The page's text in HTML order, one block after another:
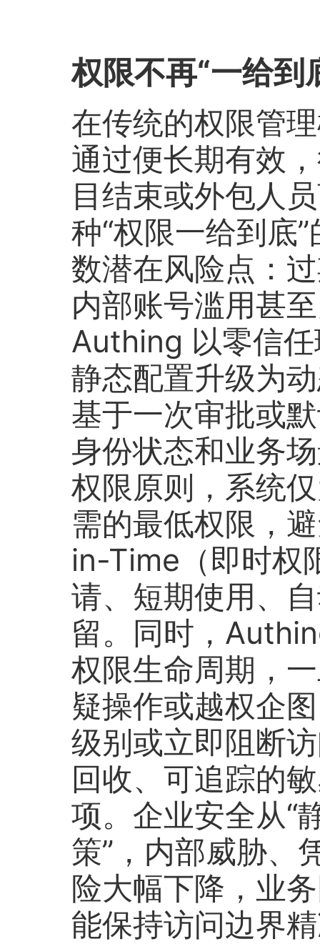
权限不再“一给到
在传统的权限管
通过便长期有效
目结束或外包人
种“权限一给到底
数潜在风险点：
内部账号滥用甚
Authing 以零信
静态配置升级为
基于一次审批或
身份状态和业务
权限原则，系统
需的最低权限，
in-Time（即时权
请、短期使用、
留。同时，
权限生命周期，
疑操作或越权企
级别或立即阻断
回收、可追踪的
项。企业安全从“
策”，内部威胁、
险大幅下降，业
能保持访问边界